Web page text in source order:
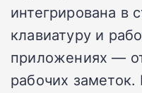
интегрирована в
клавиатуру и
приложениях —
рабочих заметок.